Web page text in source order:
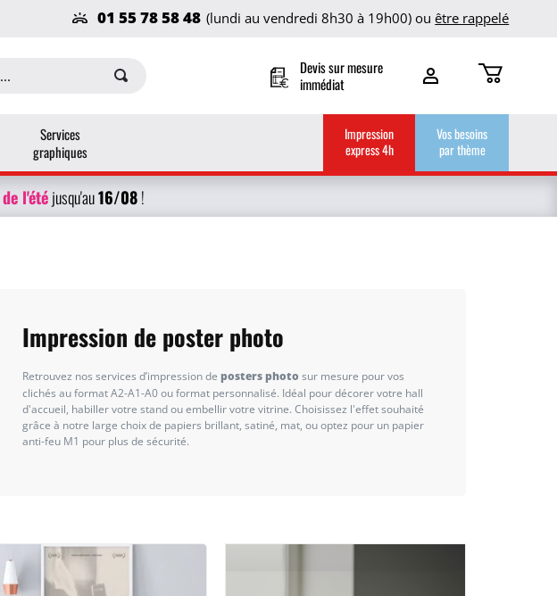
01 55 78 58 48 (lundi au vendredi 8h30 à 19h00) ouêtre rappelé
Devis sur mesure
immédiat
Services
graphiques
Impression
express 4h
Vos besoins
par thème
de l'étéjusqu'au16/08!
Impression de poster photo
Retrouvez nos services d’impression deposters photo sur mesure pour vos
clichés au format A2-A1-A0 ou format personnalisé. Idéal pour décorer votre hall
d'accueil, habiller votre stand ou embellir votre vitrine. Choisissez l'effet souhaité
grâce à notre large choix de papiers brillant, satiné, mat, ou optez pour un papier
anti-feu M1 pour plus de sécurité.